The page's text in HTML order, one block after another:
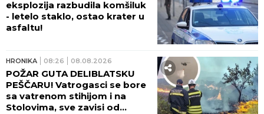
eksplozija razbudila komšiluk
- letelo staklo, ostao krater u
asfaltu!
HRONIKA 08:26 08.08.2026
POŽAR GUTA DELIBLATSKU
PEŠČARU! Vatrogasci se bore
sa vatrenom stihijom i na
Stolovima, sve zavisi od